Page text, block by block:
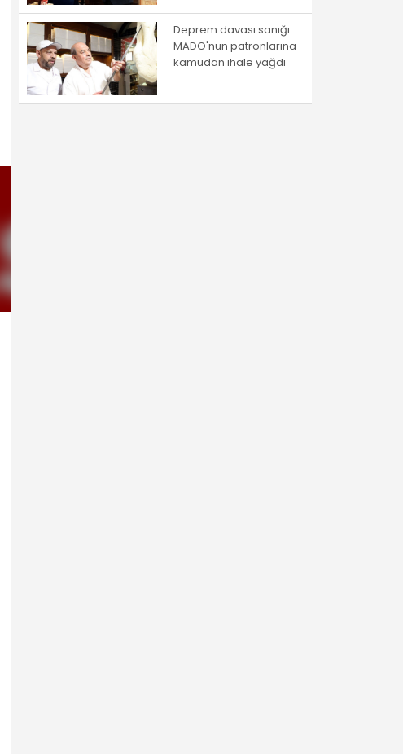
Deprem davası sanığı
MADO'nun patronlarına
kamudan ihale yağdı